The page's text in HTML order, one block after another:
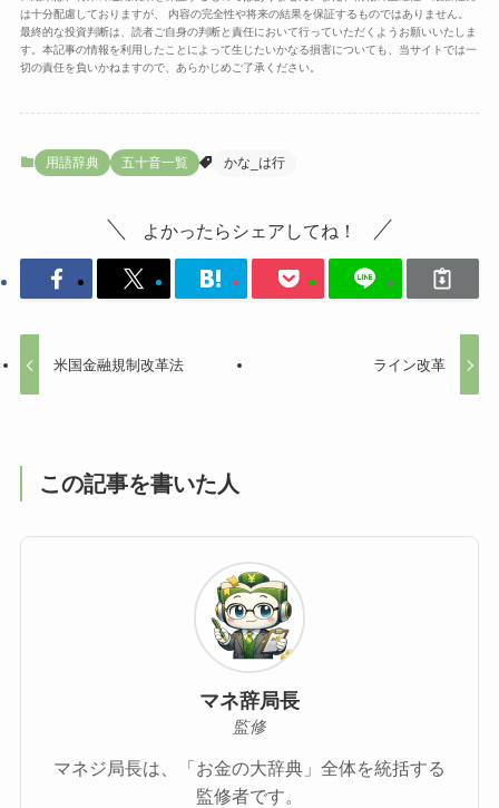
は十分配慮しておりますが、 内容の完全性や将来の結果を保証するものではありません。
最終的な投資判断は、読者ご自身の判断と責任において行っていただくようお願いいたしま
す。本記事の情報を利用したことによって生じたいかなる損害についても、当サイトでは一
切の責任を負いかねますので、あらかじめご了承ください。
用語辞典 五十音一覧 かな_は行
よかったらシェアしてね！
米国金融規制改革法 ライン改革
この記事を書いた人
マネ辞局長
監修
マネジ局長は、「お金の大辞典」全体を統括する
監修者です。